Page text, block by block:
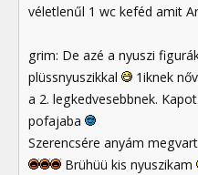
véletlenűl 1 wc keféd amit
grim: De azé a nyuszi
plüssnyuszikkal
1iknek
a 2. legkedvesebbnek.
pofajaba
Szerencsére anyám
Brühüü kis nyuszikam